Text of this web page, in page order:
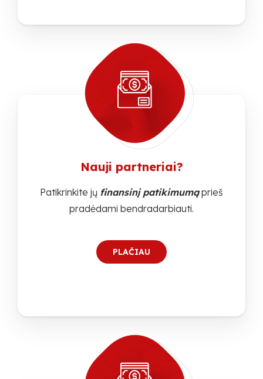
Nauji partneriai?
Patikrinkite jų finansinį patikimumąprieš
pradėdami bendradarbiauti.
PLAČIAU